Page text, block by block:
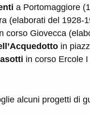
a Portomaggiore
(elaborati del 1928-
corso Giovecca
in
in corso Ercole
alcuni progetti di